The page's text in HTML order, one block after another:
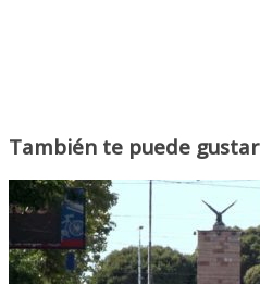
También te puede gustar